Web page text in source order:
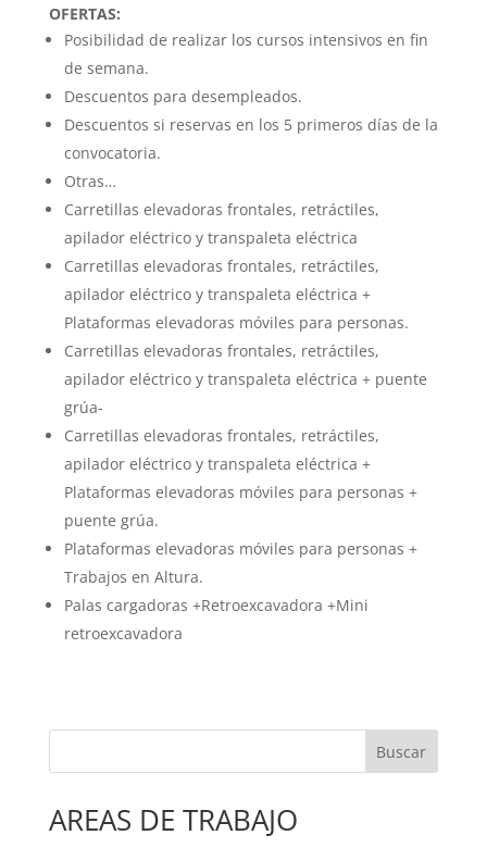
OFERTAS:
Posibilidad de realizar los cursos intensivos en fin
de semana.
Descuentos para desempleados.
Descuentos si reservas en los 5 primeros días de la
convocatoria.
Otras…
Carretillas elevadoras frontales, retráctiles,
apilador eléctrico y transpaleta eléctrica
Carretillas elevadoras frontales, retráctiles,
apilador eléctrico y transpaleta eléctrica +
Plataformas elevadoras móviles para personas.
Carretillas elevadoras frontales, retráctiles,
apilador eléctrico y transpaleta eléctrica + puente
grúa-
Carretillas elevadoras frontales, retráctiles,
apilador eléctrico y transpaleta eléctrica +
Plataformas elevadoras móviles para personas +
puente grúa.
Plataformas elevadoras móviles para personas +
Trabajos en Altura.
Palas cargadoras +Retroexcavadora +Mini
retroexcavadora
Buscar
AREAS DE TRABAJO